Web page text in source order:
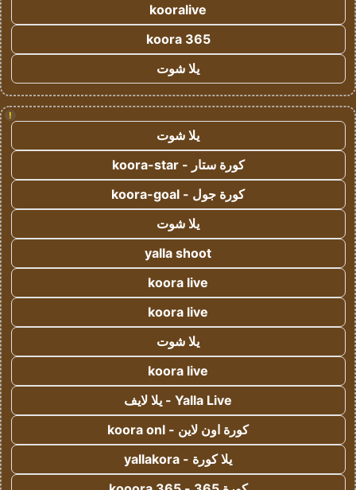
kooralive
koora 365
يلا شوت
!
يلا شوت
كورة ستار - koora-star
كورة جول - koora-goal
يلا شوت
yalla shoot
koora live
koora live
يلا شوت
koora live
Yalla Live - يلا لايف
كورة اون لاين - koora onl
يلا كورة - yallakora